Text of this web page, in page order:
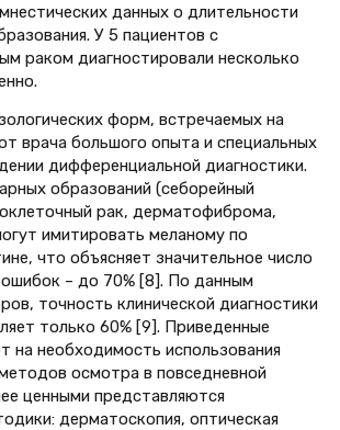
данных о длительности
У 5 пациентов с
раком диагностировали несколько
форм, встречаемых на
врача большого опыта и специальных
дифференциальной диагностики.
образований (себорейный
рак, дерматофиброма,
имитировать меланому по
что объясняет значительное число
ошибок – до 70% [8]. По данным
точность клинической диагностики
только 60% [9]. Приведенные
на необходимость использования
осмотра в повседневной
ценными представляются
дерматоскопия, оптическая